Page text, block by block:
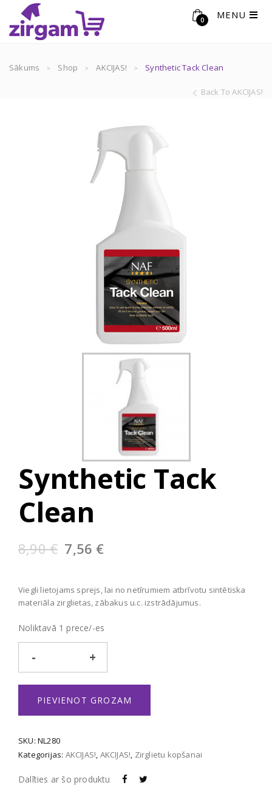
MENU
0
Sākums Shop AKCIJAS! Synthetic Tack Clean
Back To AKCIJAS!
Synthetic Tack
Clean
8,90€ Original
8,90 €.
7,56 €Current
7,56 €.
Viegli lietojams sprejs, lai no netīrumiem atbrīvotu sintētiska
materiāla zirglietas, zābakus u.c. izstrādājumus.
Noliktavā 1 prece/-es
Clean
daudzums
PIEVIENOT GROZAM
SKU: NL280
Kategorijas: AKCIJAS!, AKCIJAS!, Zirglietu kopšanai
Dalīties ar šo produktu